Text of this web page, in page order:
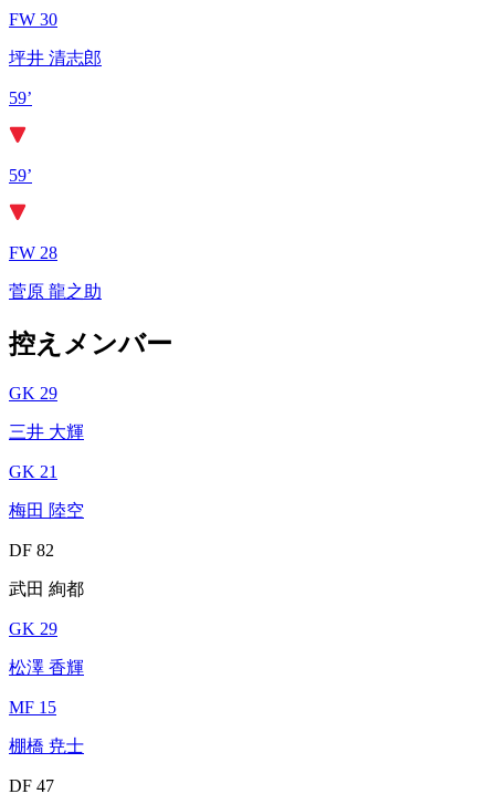
FW 30
坪井 清志郎
59’
59’
FW 28
菅原 龍之助
控えメンバー
GK 29
三井 大輝
GK 21
梅田 陸空
DF 82
武田 絢都
GK 29
松澤 香輝
MF 15
棚橋 尭士
DF 47